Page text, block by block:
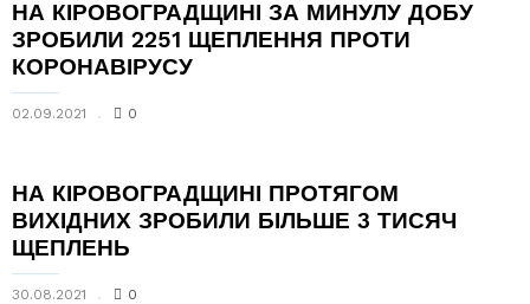
НА КІРОВОГРАДЩИНІ ЗА МИНУЛУ ДОБУ
ЗРОБИЛИ 2251 ЩЕПЛЕННЯ ПРОТИ
КОРОНАВІРУСУ
02.09.2021 0
НА КІРОВОГРАДЩИНІ ПРОТЯГОМ
ВИХІДНИХ ЗРОБИЛИ БІЛЬШЕ 3 ТИСЯЧ
ЩЕПЛЕНЬ
30.08.2021 0